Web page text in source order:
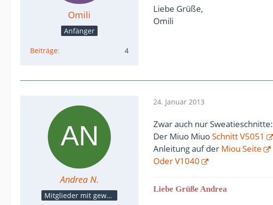
Omili
Anfänger
Beiträge 4
Liebe Grüße,
Omili
Andrea N.
Mitglieder mit gewerblicher Verbindung, auch als Mitarbeiter/in
24. Januar 2013
Zwar auch nur Sweatieschnitte:
Der Miuo MiuoSchnitt V5051
Anleitung auf der Miou Seite
Oder V1040
Liebe Grüße Andrea